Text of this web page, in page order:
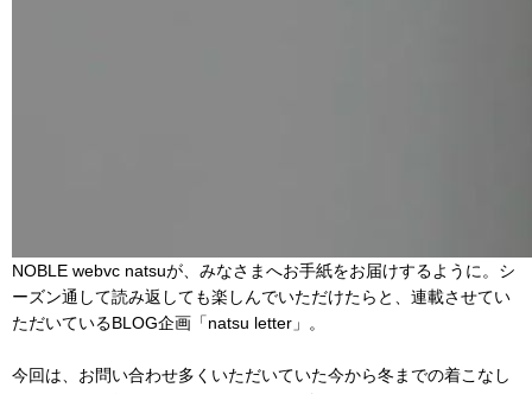
NOBLE webvc natsuが、みなさまへお手紙をお届けするように。シ
ーズン通して読み返しても楽しんでいただけたらと、連載させてい
ただいているBLOG企画「natsu letter」。
今回は、お問い合わせ多くいただいていた今から冬までの着こなし